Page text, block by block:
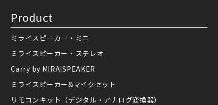
Product
ミライスピーカー・ミニ
ミライスピーカー・ステレオ
Carry by MIRAISPEAKER
ミライスピーカー&マイクセット
リモコンキット（デジタル・アナログ変換器）